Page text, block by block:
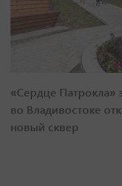
«Сердце Патрокла»
во Владивостоке
новый сквер